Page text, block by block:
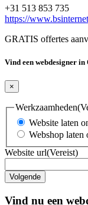
+31 513 853 735
https://
GRATIS offertes
Vind een webdesigner in
×
Werkzaamheden
Website laten
Webshop laten
Website url(Vereist)
Vind nu een